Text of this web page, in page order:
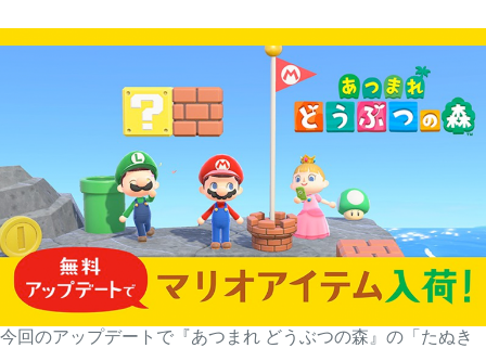
今回のアップデートで『あつまれ どうぶつの森』の「たぬき